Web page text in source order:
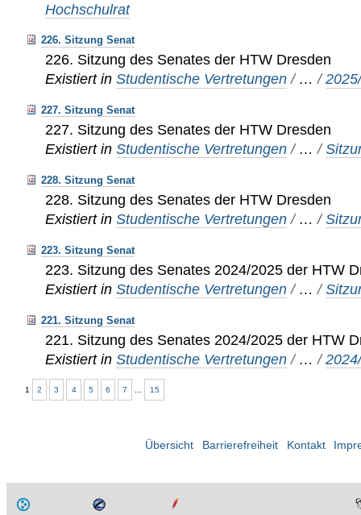
Hochschulrat
226. Sitzung Senat
226. Sitzung des Senates der HTW Dresden
Existiert in Studentische Vertretungen / …/
227. Sitzung Senat
227. Sitzung des Senates der HTW Dresden
Existiert in Studentische Vertretungen / …/
228. Sitzung Senat
228. Sitzung des Senates der HTW Dresden
Existiert in Studentische Vertretungen / …/
223. Sitzung Senat
223. Sitzung des Senates 2024/2025 der HTW
Existiert in Studentische Vertretungen / …/
221. Sitzung Senat
221. Sitzung des Senates 2024/2025 der HTW
Existiert in Studentische Vertretungen / …/
1 2 3 4 5 6 7 15
Übersicht Barrierefreiheit Kontakt